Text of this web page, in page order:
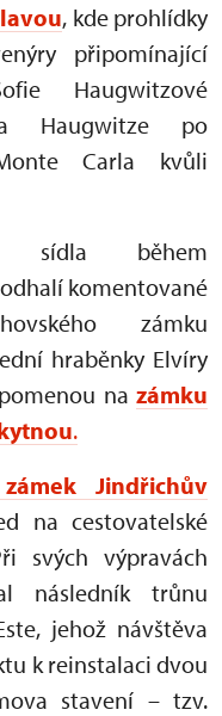
, kde prohlídky
připomínající
Haugwitzové
Haugwitze po
Carla kvůli
sídla během
komentované
zámku
hraběnky Elvíry
na zámku
.
Jindřichův
na cestovatelské
svých výpravách
následník trůnu
jehož návštěva
k reinstalaci dvou
stavení – tzv.